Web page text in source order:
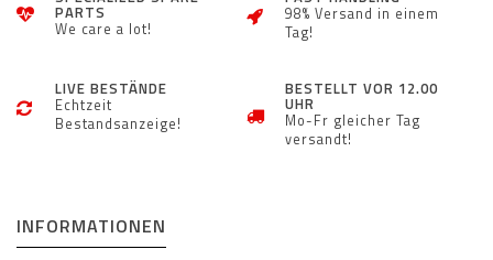
PARTS
We care a lot!
98% Versand in einem
Tag!
LIVE BESTÄNDE
Echtzeit
Bestandsanzeige!
BESTELLT VOR 12.00
UHR
Mo-Fr gleicher Tag
versandt!
INFORMATIONEN